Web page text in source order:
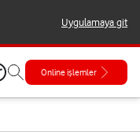
Uygulamaya git
Online işlemler